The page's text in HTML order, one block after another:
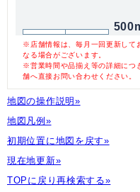
※店舗情報は、毎月一回更新して
なる場合がございます。
※営業時間や品揃え等の詳細につ
舗へ直接お問い合わせください。
地図の操作説明»
地図凡例»
初期位置に地図を戻す»
現在地更新»
TOPに戻り再検索する»